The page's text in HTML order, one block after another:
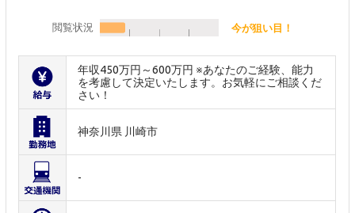
閲覧状況 今が狙い目！
年収450万円～600万円 ※あなたのご経験、能力
を考慮して決定いたします。お気軽にご相談くだ
さい！
神奈川県 川崎市
-